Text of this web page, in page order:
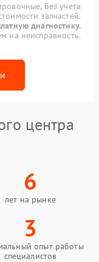
без учета
запчастей.
диагностику.
на неисправность.
центра
6
лет на рынке
3
опыт работы
специалистов